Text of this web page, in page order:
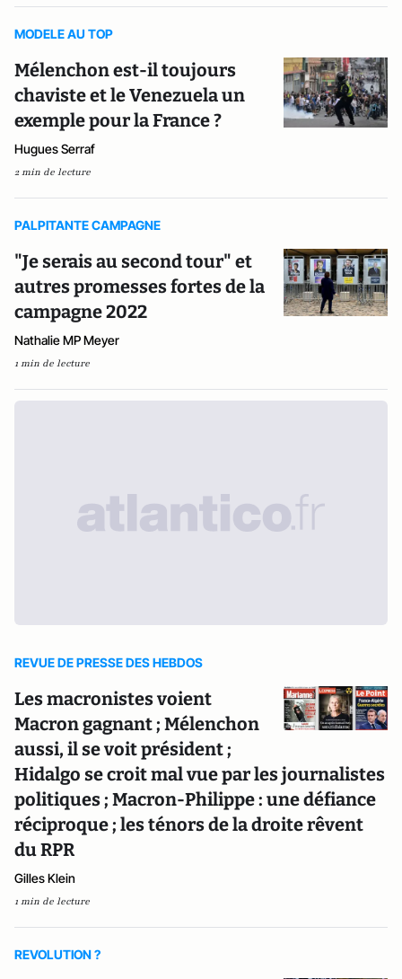
MODELE AU TOP
Mélenchon est-il toujours
chaviste et le Venezuela un
exemple pour la France ?
Hugues Serraf
2 min de lecture
PALPITANTE CAMPAGNE
"Je serais au second tour" et
autres promesses fortes de la
campagne 2022
Nathalie MP Meyer
1 min de lecture
REVUE DE PRESSE DES HEBDOS
Les macronistes voient
Macron gagnant ; Mélenchon
aussi, il se voit président ;
Hidalgo se croit mal vue par les journalistes
politiques ; Macron-Philippe : une défiance
réciproque ; les ténors de la droite rêvent
du RPR
Gilles Klein
1 min de lecture
REVOLUTION ?